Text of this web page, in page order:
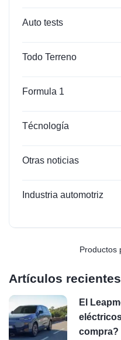
Auto tests
Todo Terreno
Formula 1
Técnología
Otras noticias
Industria automotriz
Productos
Artículos recientes
El
compra?